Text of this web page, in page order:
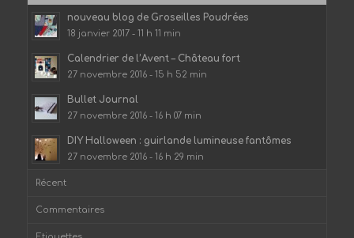
nouveau blog de Groseilles Poudrées
18 janvier 2017 - 11 h 11 min
Calendrier de l’Avent – Château fort
27 novembre 2016 - 15 h 52 min
Bullet Journal
27 novembre 2016 - 16 h 07 min
DIY Halloween : guirlande lumineuse fantômes
27 novembre 2016 - 16 h 29 min
Récent
Commentaires